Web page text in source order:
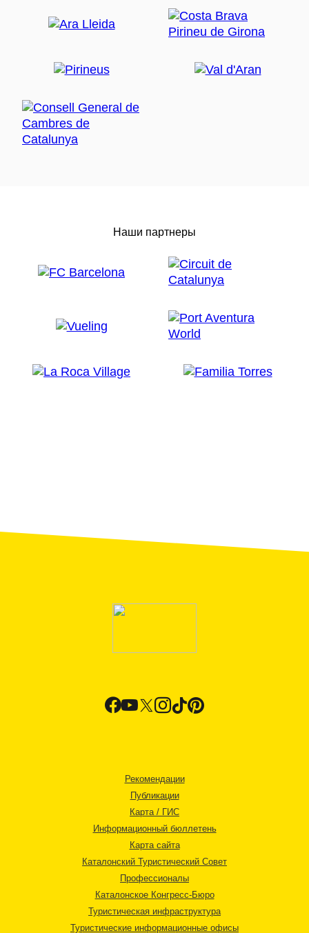
Наши партнеры
Рекомендации
Публикации
Карта / ГИС
Информационный бюллетень
Карта сайта
Каталонский Туристический Совет
Профессионалы
Каталонское Конгресс-Бюро
Туристическая инфраструктура
Туристические информационные офисы